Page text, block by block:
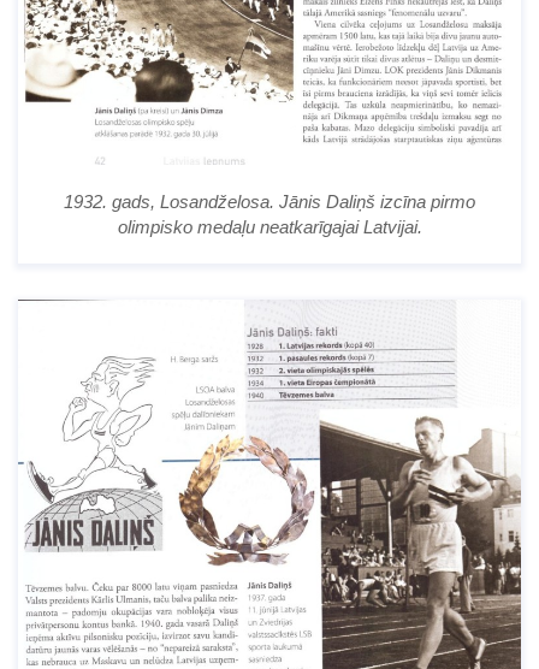
1932. gads, Losandželosa. Jānis Daliņš izcīna pirmo
olimpisko medaļu neatkarīgajai Latvijai.